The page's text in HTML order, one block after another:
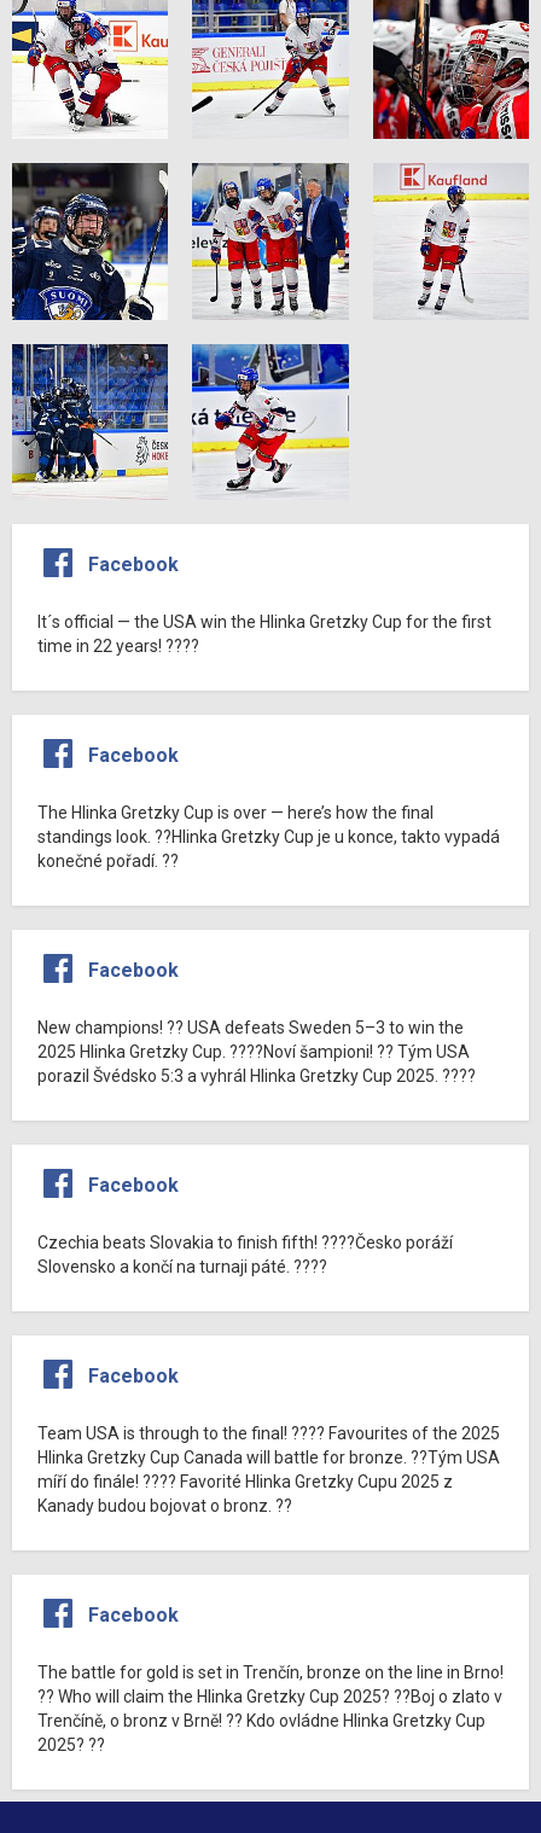
Facebook
It´s official — the USA win the Hlinka Gretzky Cup for the first
time in 22 years! ????
Facebook
The Hlinka Gretzky Cup is over — here’s how the final
standings look. ??Hlinka Gretzky Cup je u konce, takto vypadá
konečné pořadí. ??
Facebook
New champions! ?? USA defeats Sweden 5–3 to win the
2025 Hlinka Gretzky Cup. ????Noví šampioni! ?? Tým USA
porazil Švédsko 5:3 a vyhrál Hlinka Gretzky Cup 2025. ????
Facebook
Czechia beats Slovakia to finish fifth! ????Česko poráží
Slovensko a končí na turnaji páté. ????
Facebook
Team USA is through to the final! ???? Favourites of the 2025
Hlinka Gretzky Cup Canada will battle for bronze. ??Tým USA
míří do finále! ???? Favorité Hlinka Gretzky Cupu 2025 z
Kanady budou bojovat o bronz. ??
Facebook
The battle for gold is set in Trenčín, bronze on the line in Brno!
?? Who will claim the Hlinka Gretzky Cup 2025? ??Boj o zlato v
Trenčíně, o bronz v Brně! ?? Kdo ovládne Hlinka Gretzky Cup
2025? ??